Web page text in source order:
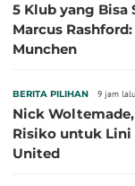
5 Klub yang Bisa
Marcus
Munchen
BERITA PILIHAN 9 jam lalu
Nick
Risiko untuk Lini
United